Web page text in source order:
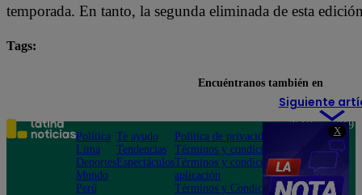
X
temporada. En tanto, la segunda eliminada de esta
Tags:
Siguiente
Encuéntranos también en
Política
Lima
Deportes
Mundo
Perú
Te ayudo
Tendencias
Espectáculos
Política de privacidad
Términos y condiciones
Términos y condiciones
aplicación
Términos y Condiciones
Teléfono: 219
Av. San
Felipe 968
Jesús María